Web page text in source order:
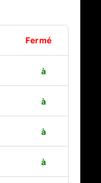
Fermé
à
à
à
à